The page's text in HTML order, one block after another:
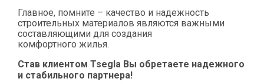
Главное, помните – качество и надежность
строительных материалов являются важными
составляющими для создания
комфортного жилья.
Став клиентом Tsegla Вы обретаете надежного
и стабильного партнера!